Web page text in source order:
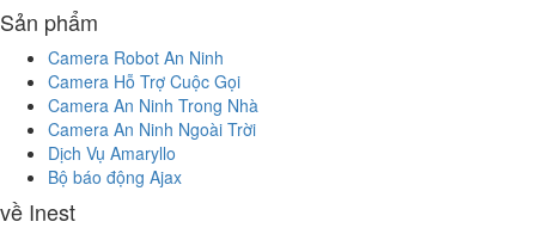
Sản phẩm
Camera Robot An Ninh
Camera Hỗ Trợ Cuộc Gọi
Camera An Ninh Trong Nhà
Camera An Ninh Ngoài Trời
Dịch Vụ Amaryllo
Bộ báo động Ajax
về Inest